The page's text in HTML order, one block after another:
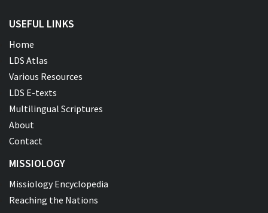
USEFUL LINKS
Home
LDS Atlas
Various Resources
LDS E-texts
Multilingual Scriptures
About
Contact
MISSIOLOGY
Missiology Encyclopedia
Reaching the Nations